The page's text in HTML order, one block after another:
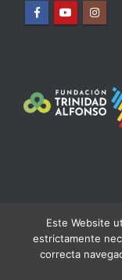
© Real Club Náutico
reservados
Este Website
estrictamente
correcta